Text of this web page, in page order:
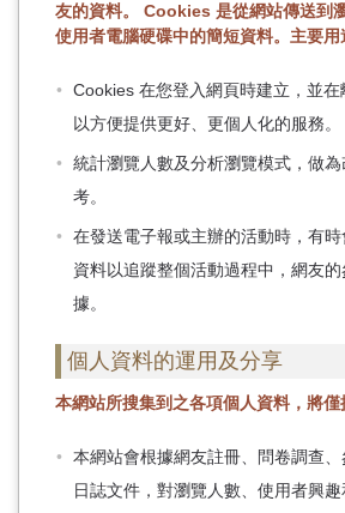
友的資料。 Cookies 是從網站傳送到
使用者電腦硬碟中的簡短資料。主要用
Cookies 在您登入網頁時建立，並在
以方便提供更好、更個人化的服務。
統計瀏覽人數及分析瀏覽模式，做
考。
在發送電子報或主辦的活動時，有
資料以追蹤整個活動過程中，網友
據。
個人資料的運用及分享
本網站所搜集到之各項個人資料，將僅
本網站會根據網友註冊、問卷調查
日誌文件，對瀏覽人數、使用者興